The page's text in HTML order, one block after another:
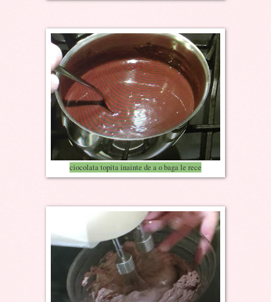
ciocolata topita inainte de a o baga le rece